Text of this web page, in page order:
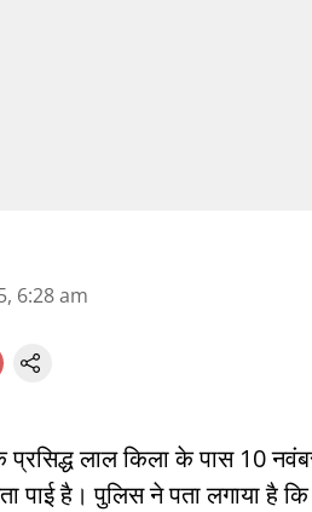
6:28 am
प्रसिद्ध लाल किला के पास 10
पाई है। पुलिस ने पता लगाया है